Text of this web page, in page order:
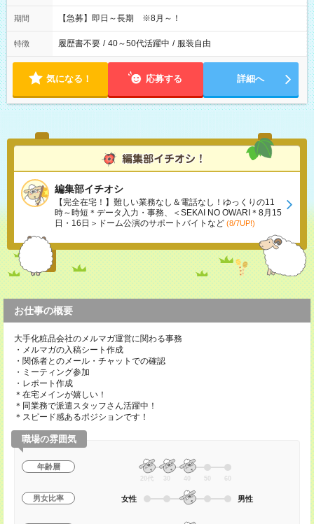
期間 【急募】即日～長期 ※8月～！
特徴 履歴書不要 / 40～50代活躍中 / 服装自由
気になる！ 応募する 詳細へ
編集部イチオシ
【完全在宅！】難しい業務なし＆電話なし！ゆっくりの11
時～時短＊データ入力・事務、＜SEKAI NO OWARI＊8月15
日・16日＞ドーム公演のサポートバイトなど (8/7UP!)
お仕事の概要
大手化粧品会社のメルマガ運営に関わる事務
・メルマガの入稿シート作成
・関係者とのメール・チャットでの確認
・ミーティング参加
・レポート作成
＊在宅メインが嬉しい！
＊同業務で派遣スタッフさん活躍中！
＊スピード感あるポジションです！
職場の雰囲気
年齢層
20代 30 40 50 60
男女比率 女性 男性